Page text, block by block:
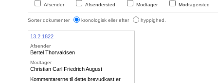
Afsender Afsendersted Modtager Modtagersted
Sorter dokumenter kronologisk eller efter hyppighed.
13.2.1822
Afsender
Bertel Thorvaldsen
Modtager
Christian Carl Friedrich August
Kommentarerne til dette brevudkast er